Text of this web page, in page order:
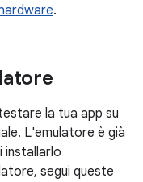
.
la tua app su
L'emulatore è già
installarlo
segui queste